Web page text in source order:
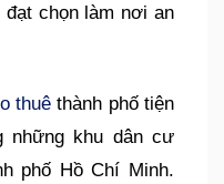
chọn làm nơi an
thuê thành phố tiện
những khu dân cư
phố Hồ Chí Minh.